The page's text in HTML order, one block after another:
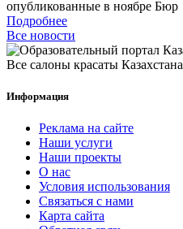
опубликованные в ноябре Бюр
Подробнее
Все новости
Все салоны красаты Казахстана
Информация
Реклама на сайте
Наши услуги
Наши проекты
О нас
Условия использования
Связаться с нами
Карта сайта